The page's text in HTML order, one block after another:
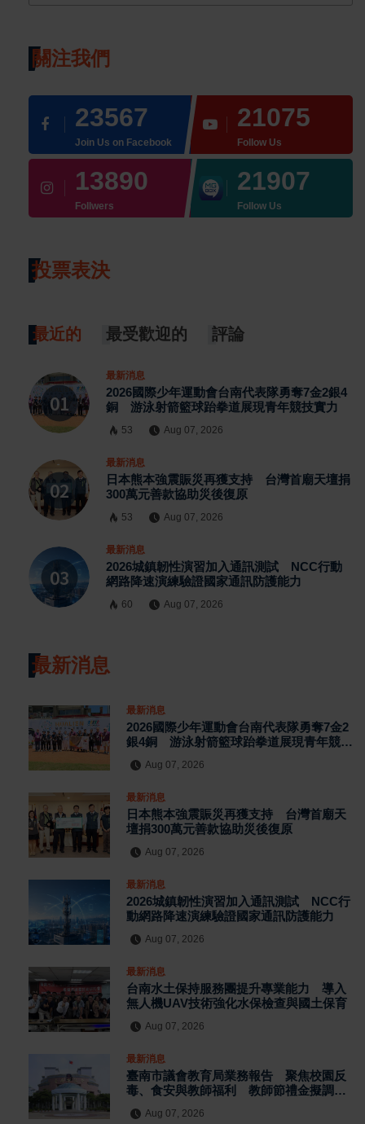
關注我們
23567
Join Us on Facebook
21075
Follow Us
13890
Follwers
21907
Follow Us
投票表決
最近的 最受歡迎的 評論
最新消息
2026國際少年運動會台南代表隊勇奪7金2銀4
銅 游泳射箭籃球跆拳道展現青年競技實力
53 Aug 07, 2026
最新消息
日本熊本強震賑災再獲支持 台灣首廟天壇捐
300萬元善款協助災後復原
53 Aug 07, 2026
最新消息
2026城鎮韌性演習加入通訊測試 NCC行動
網路降速演練驗證國家通訊防護能力
60 Aug 07, 2026
最新消息
最新消息
2026國際少年運動會台南代表隊勇奪7金2
銀4銅 游泳射箭籃球跆拳道展現青年競技
Aug 07, 2026
最新消息
日本熊本強震賑災再獲支持 台灣首廟天
壇捐300萬元善款協助災後復原
Aug 07, 2026
最新消息
2026城鎮韌性演習加入通訊測試 NCC行
動網路降速演練驗證國家通訊防護能力
Aug 07, 2026
最新消息
台南水土保持服務團提升專業能力 導入
無人機UAV技術強化水保檢查與國土保育
Aug 07, 2026
最新消息
臺南市議會教育局業務報告 聚焦校園反
毒、食安與教師福利 教師節禮金擬調升
Aug 07, 2026